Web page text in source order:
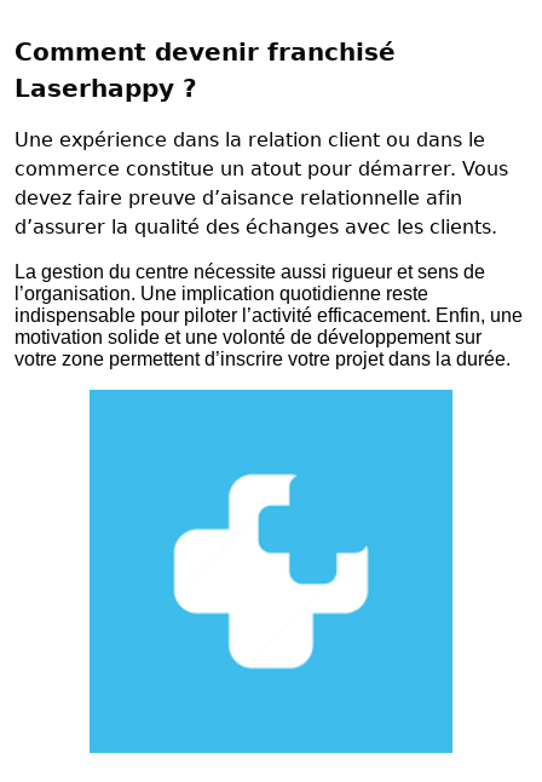
Comment devenir franchisé
Laserhappy ?
Une expérience dans la relation client ou dans le
commerce constitue un atout pour démarrer. Vous
devez faire preuve d’aisance relationnelle afin
d’assurer la qualité des échanges avec les clients.
La gestion du centre nécessite aussi rigueur et sens de
l’organisation. Une implication quotidienne reste
indispensable pour piloter l’activité efficacement. Enfin, une
motivation solide et une volonté de développement sur
votre zone permettent d’inscrire votre projet dans la durée.